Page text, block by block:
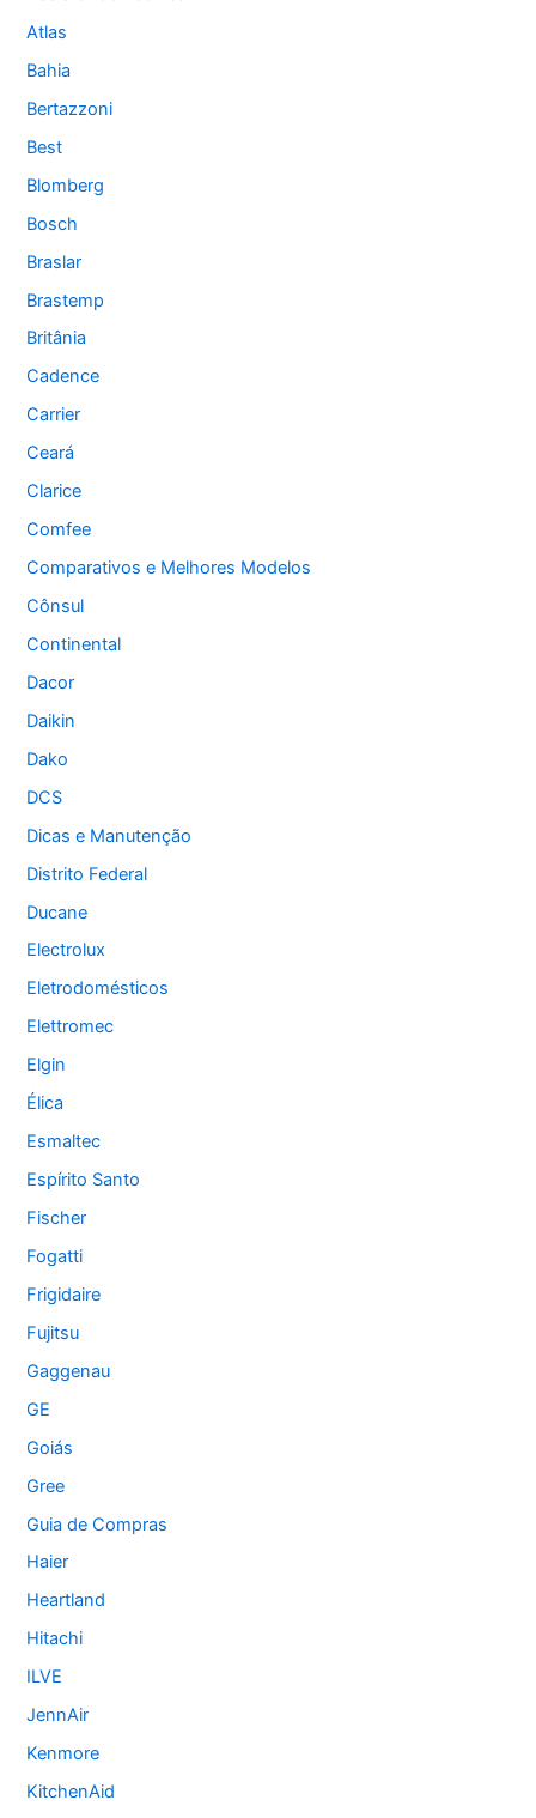
Atlas
Bahia
Bertazzoni
Best
Blomberg
Bosch
Braslar
Brastemp
Britânia
Cadence
Carrier
Ceará
Clarice
Comfee
Comparativos e Melhores Modelos
Cônsul
Continental
Dacor
Daikin
Dako
DCS
Dicas e Manutenção
Distrito Federal
Ducane
Electrolux
Eletrodomésticos
Elettromec
Elgin
Élica
Esmaltec
Espírito Santo
Fischer
Fogatti
Frigidaire
Fujitsu
Gaggenau
GE
Goiás
Gree
Guia de Compras
Haier
Heartland
Hitachi
ILVE
JennAir
Kenmore
KitchenAid